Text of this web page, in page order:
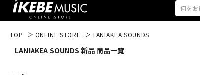
エレキギター
TOP ONLINE STORE LANIAKEA SOUNDS
LANIAKEA SOUNDS 新品 商品一覧